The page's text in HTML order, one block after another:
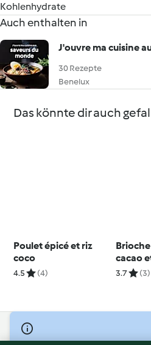
Kohlenhydrate
Auch enthalten in
J'ouvre ma cuisine
30 Rezepte
Benelux
Das könnte dir auch
Poulet épicé et riz
coco
4.5 (4)
cacao
3.7 (3)
© Copyright 2026